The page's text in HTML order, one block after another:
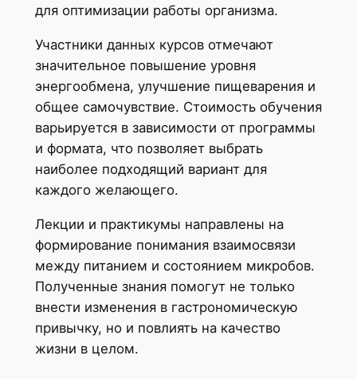
для оптимизации работы организма.
Участники данных курсов отмечают
значительное повышение уровня
энергообмена, улучшение пищеварения и
общее самочувствие. Стоимость обучения
варьируется в зависимости от программы
и формата, что позволяет выбрать
наиболее подходящий вариант для
каждого желающего.
Лекции и практикумы направлены на
формирование понимания взаимосвязи
между питанием и состоянием микробов.
Полученные знания помогут не только
внести изменения в гастрономическую
привычку, но и повлиять на качество
жизни в целом.